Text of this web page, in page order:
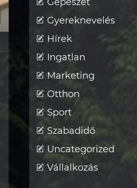
Gyereknevelés
Hírek
Ingatlan
Marketing
Otthon
Sport
Szabadidő
Uncategorized
Vállalkozás